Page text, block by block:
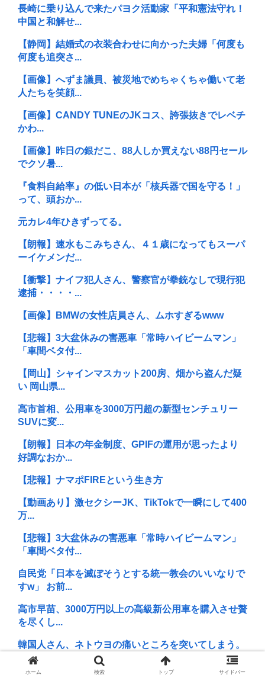
長崎に乗り込んで来たパヨク活動家「平和憲法守れ！
中国と和解せ...
【静岡】結婚式の衣装合わせに向かった夫婦「何度も
何度も追突さ...
【画像】へずま議員、被災地でめちゃくちゃ働いて老
人たちを笑顔...
【画像】CANDY TUNEのJKコス、誇張抜きでレベチ
かわ...
【画像】昨日の銀だこ、88人しか買えない88円セール
でクソ暑...
『食料自給率』の低い日本が「核兵器で国を守る！」
って、頭おか...
元カレ4年ひきずってる。
【朗報】速水もこみちさん、４１歳になってもスーパ
ーイケメンだ...
【衝撃】ナイフ犯人さん、警察官が拳銃なしで現行犯
逮捕・・・・...
【画像】BMWの女性店員さん、ムホすぎるwww
【悲報】3大盆休みの害悪車「常時ハイビームマン」
「車間ベタ付...
【岡山】シャインマスカット200房、畑から盗んだ疑
い 岡山県...
高市首相、公用車を3000万円超の新型センチュリー
SUVに変...
【朗報】日本の年金制度、GPIFの運用が思ったより
好調なおか...
【悲報】ナマポFIREという生き方
【動画あり】激セクシーJK、TikTokで一瞬にして400
万...
【悲報】3大盆休みの害悪車「常時ハイビームマン」
「車間ベタ付...
自民党「日本を滅ぼそうとする統一教会のいいなりで
すw」 お前...
高市早苗、3000万円以上の高級新公用車を購入させ贅
を尽くし...
韓国人さん、ネトウヨの痛いところを突いてしまう。
「日本人は韓...
ホーム 検索 トップ サイドバー